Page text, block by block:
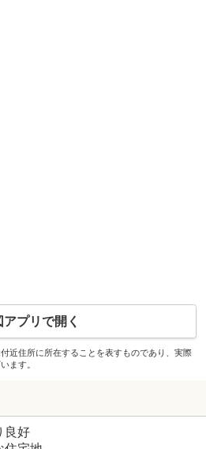
アプリで開く
近住所に所在することを表すものであり、実際
ます。
良好